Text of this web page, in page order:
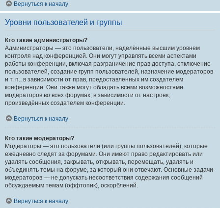
Вернуться к началу
Уровни пользователей и группы
Кто такие администраторы?
Администраторы — это пользователи, наделённые высшим уровнем
контроля над конференцией. Они могут управлять всеми аспектами
работы конференции, включая разграничение прав доступа, отключение
пользователей, создание групп пользователей, назначение модераторов
и т. п., в зависимости от прав, предоставленных им создателем
конференции. Они также могут обладать всеми возможностями
модераторов во всех форумах, в зависимости от настроек,
произведённых создателем конференции.
Вернуться к началу
Кто такие модераторы?
Модераторы — это пользователи (или группы пользователей), которые
ежедневно следят за форумами. Они имеют право редактировать или
удалять сообщения, закрывать, открывать, перемещать, удалять и
объединять темы на форуме, за который они отвечают. Основные задачи
модераторов — не допускать несоответствия содержания сообщений
обсуждаемым темам (оффтопик), оскорблений.
Вернуться к началу